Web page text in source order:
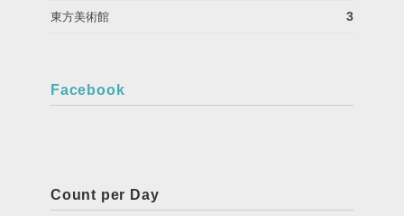
東方美術館 3
Facebook
Count per Day